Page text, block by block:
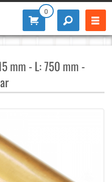
0
mm - L: 750 mm -